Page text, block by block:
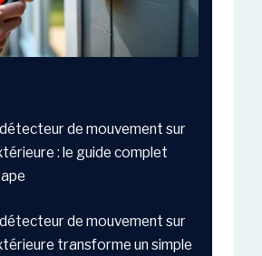
de mouvement sur
: le guide complet
de mouvement sur
transforme un simple